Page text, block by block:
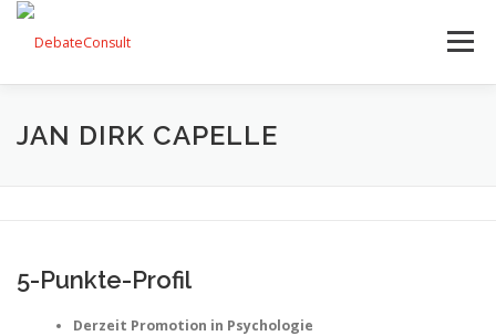
Zum
springen
Menü
UNSER ANGEBOT STREITKULTUR-BLOG
JAN DIRK CAPELLE
5-Punkte-Profil
Derzeit Promotion in Psychologie